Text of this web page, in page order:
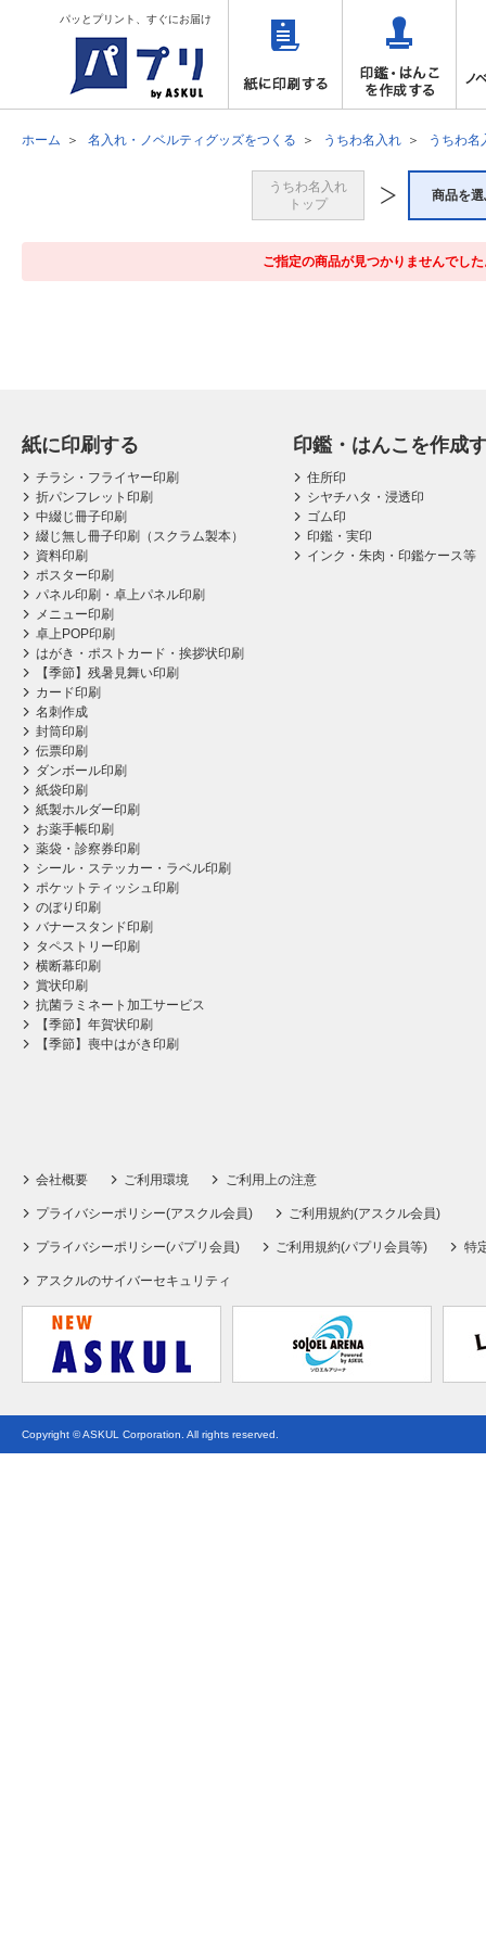
パッとプリント、すぐにお届け
ホーム 名入れ・ノベルティグッズをつくる うちわ名入れ うちわ名
うちわ名入れ
トップ
商品を
ご指定の商品が見つかりませんでし
紙に印刷する
チラシ・フライヤー印刷
折パンフレット印刷
中綴じ冊子印刷
綴じ無し冊子印刷（スクラム製本）
資料印刷
ポスター印刷
パネル印刷・卓上パネル印刷
メニュー印刷
卓上POP印刷
はがき・ポストカード・挨拶状印刷
【季節】残暑見舞い印刷
カード印刷
名刺作成
封筒印刷
伝票印刷
ダンボール印刷
紙袋印刷
紙製ホルダー印刷
お薬手帳印刷
薬袋・診察券印刷
シール・ステッカー・ラベル印刷
ポケットティッシュ印刷
のぼり印刷
バナースタンド印刷
タペストリー印刷
横断幕印刷
賞状印刷
抗菌ラミネート加工サービス
【季節】年賀状印刷
【季節】喪中はがき印刷
印鑑・はんこを作成
住所印
シヤチハタ・浸透印
ゴム印
印鑑・実印
インク・朱肉・印鑑ケース等
会社概要 ご利用環境 ご利用上の注意
プライバシーポリシー(アスクル会員) ご利用規約(アスクル会員)
プライバシーポリシー(パプリ会員) ご利用規約(パプリ会員等) 特
アスクルのサイバーセキュリティ
Copyright © ASKUL Corporation. All rights reserved.